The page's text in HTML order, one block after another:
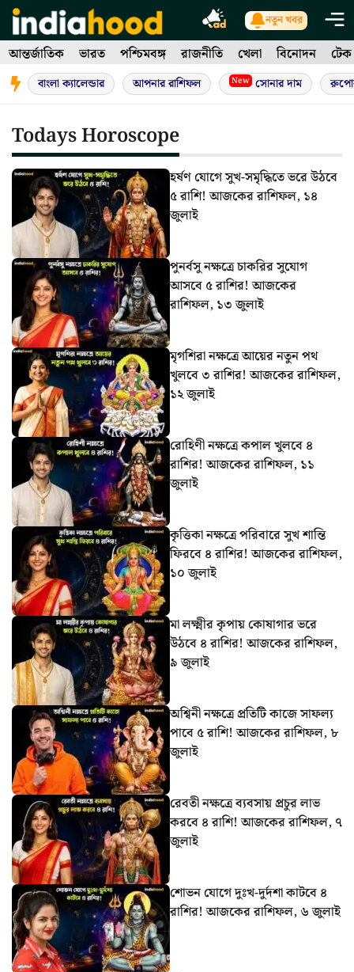
Skip
to
content
নতুন খবর
আন্তর্জাতিক ভারত পশ্চিমবঙ্গ রাজনীতি খেলা বিনোদন টেক
বাংলা ক্যালেন্ডার আপনার রাশিফল New সোনার দাম
Todays Horoscope
হর্ষণ যোগে সুখ-সমৃদ্ধিতে ভরে উঠবে
৫ রাশি! আজকের রাশিফল, ১৪
জুলাই
পুনর্বসু নক্ষত্রে চাকরির সুযোগ
আসবে ৫ রাশির! আজকের
রাশিফল, ১৩ জুলাই
মৃগশিরা নক্ষত্রে আয়ের নতুন পথ
খুলবে ৩ রাশির! আজকের রাশিফল,
১২ জুলাই
রোহিণী নক্ষত্রে কপাল খুলবে ৪
রাশির! আজকের রাশিফল, ১১
জুলাই
কৃত্তিকা নক্ষত্রে পরিবারে সুখ শান্তি
ফিরবে ৪ রাশির! আজকের রাশিফল,
১০ জুলাই
মা লক্ষ্মীর কৃপায় কোষাগার ভরে
উঠবে ৪ রাশির! আজকের রাশিফল,
৯ জুলাই
অশ্বিনী নক্ষত্রে প্রতিটি কাজে সাফল্য
পাবে ৫ রাশি! আজকের রাশিফল, ৮
জুলাই
রেবতী নক্ষত্রে ব্যবসায় প্রচুর লাভ
করবে ৪ রাশি! আজকের রাশিফল, ৭
জুলাই
শোভন যোগে দুঃখ-দুর্দশা কাটবে ৪
রাশির! আজকের রাশিফল, ৬ জুলাই